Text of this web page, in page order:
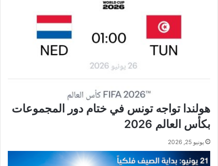
هولندا تواجه تونس في ختام دور المجموعات
بكأس العالم 2026
يونيو 25, 2026